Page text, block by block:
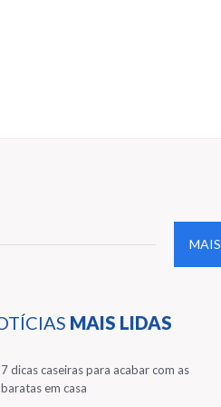
MAIS
MAIS LIDAS
7 dicas caseiras para acabar com as
baratas em casa